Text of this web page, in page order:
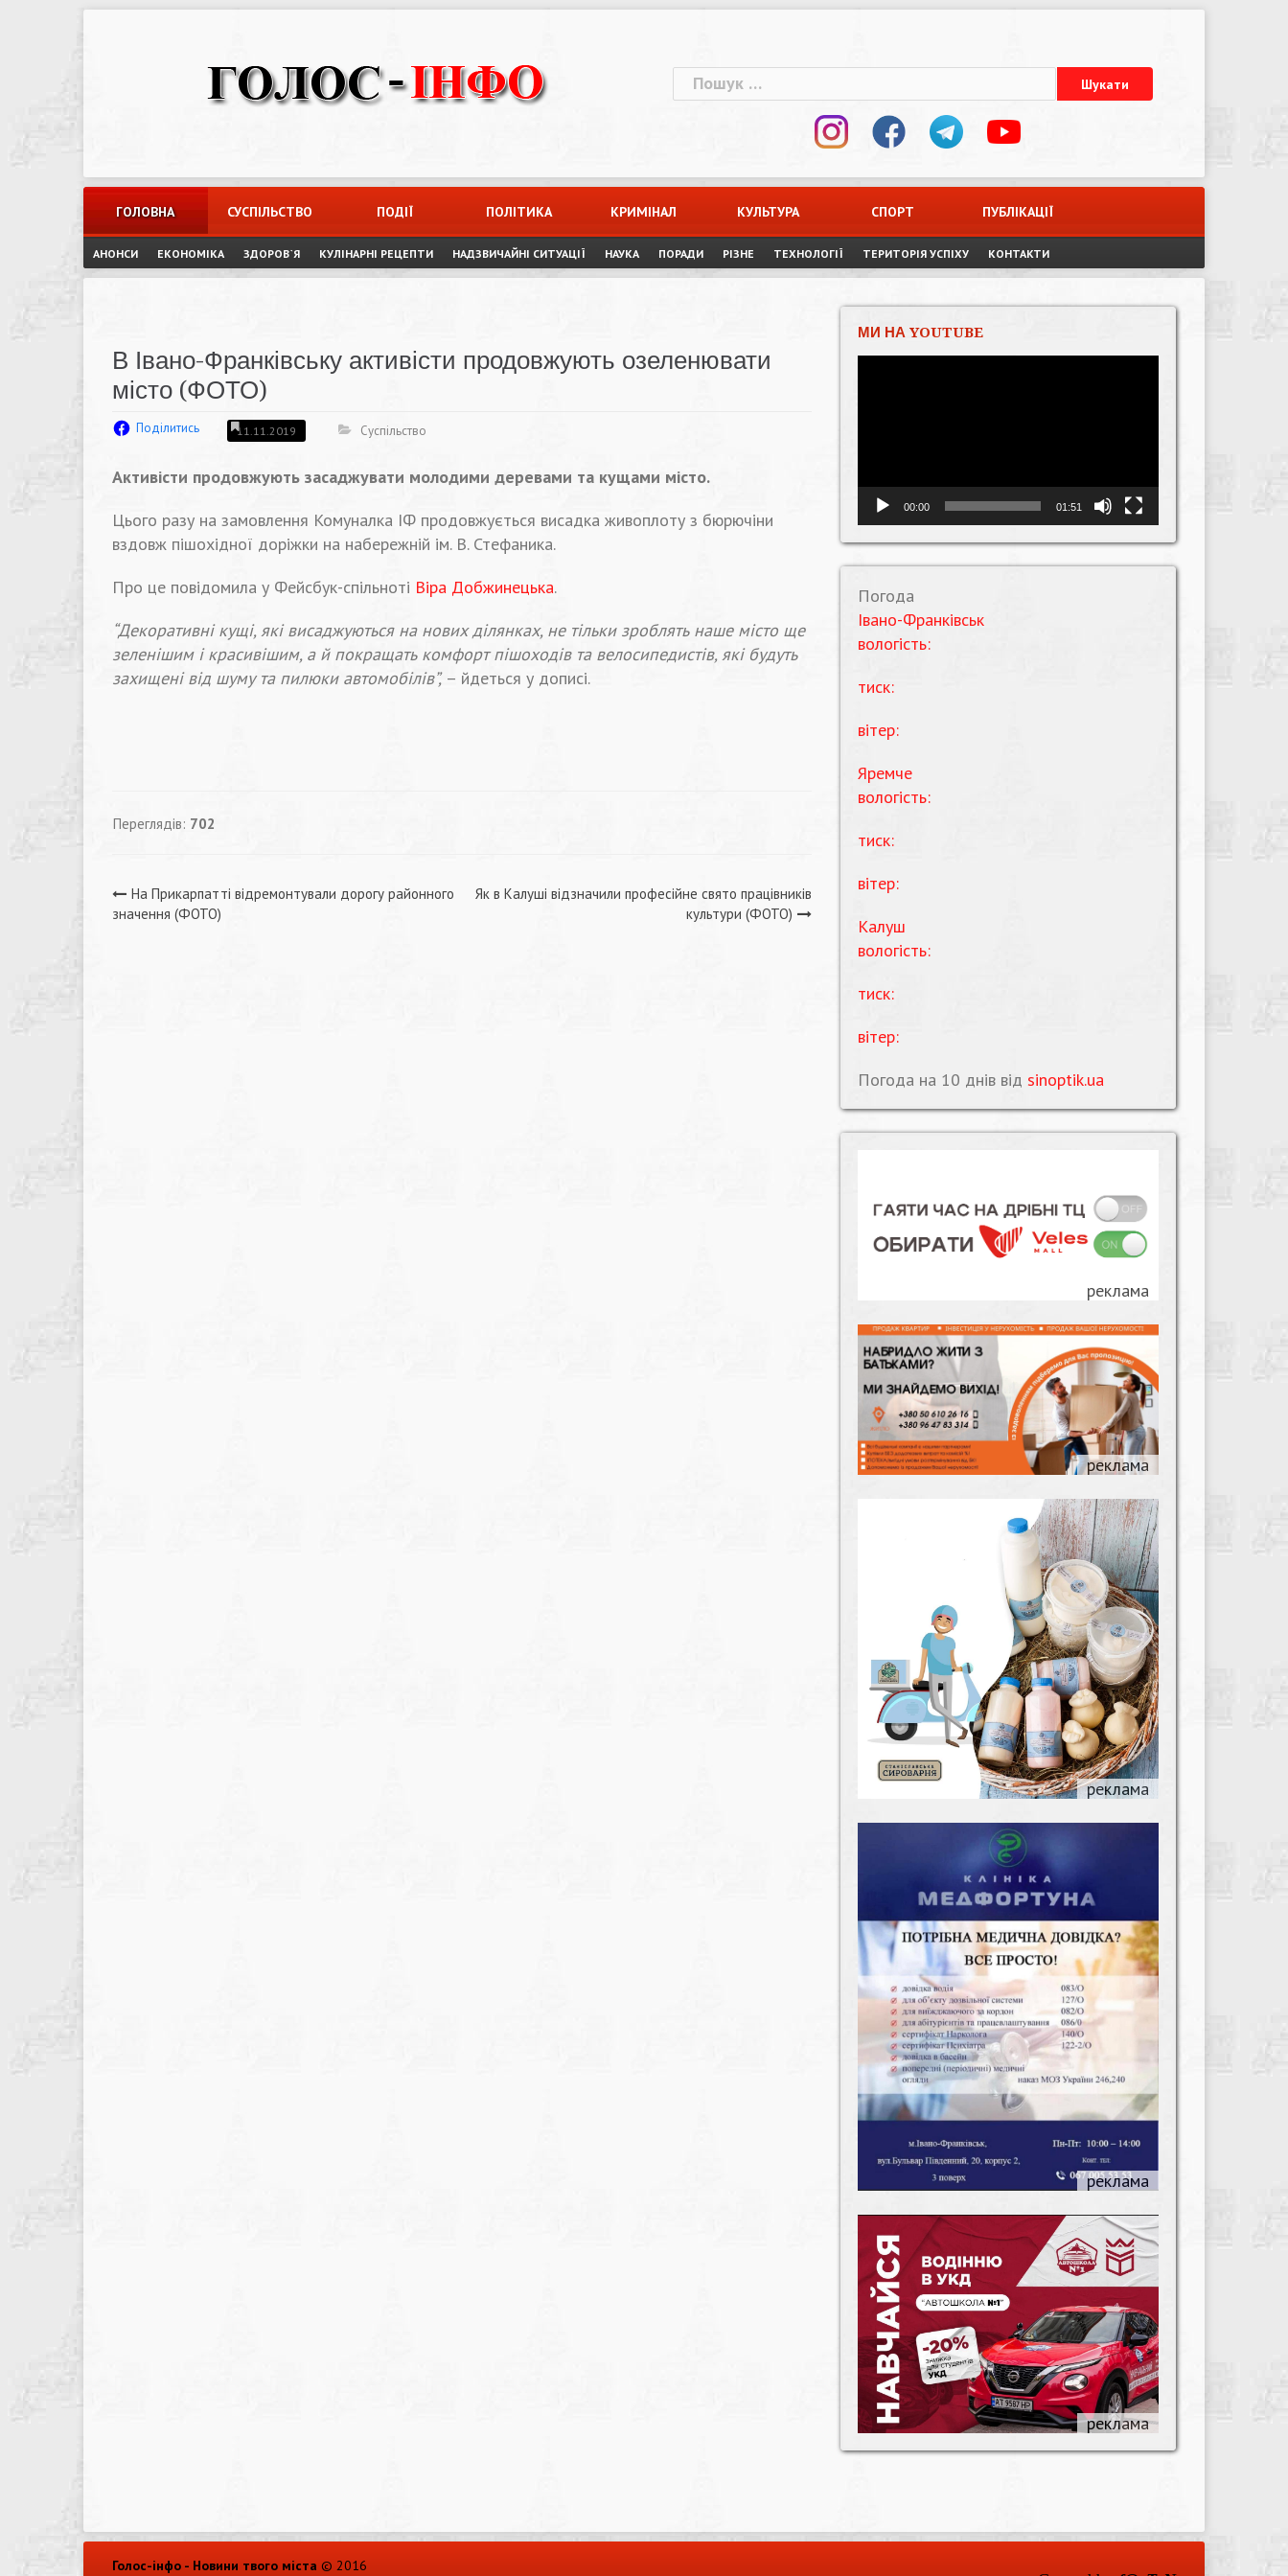
Пошук:
ГОЛОВНА СУСПІЛЬСТВО ПОДІЇ ПОЛІТИКА КРИМІНАЛ КУЛЬТУРА СПОРТ ПУБЛІКАЦІЇ
АНОНСИ ЕКОНОМІКА ЗДОРОВ`Я КУЛІНАРНІ РЕЦЕПТИ НАДЗВИЧАЙНІ СИТУАЦІЇ НАУКА ПОРАДИ РІЗНЕ ТЕХНОЛОГІЇ ТЕРИТОРІЯ УСПІХУ КОНТАКТИ
В Івано-Франківську активісти продовжують озеленювати
місто (ФОТО)
Поділитись 11.11.2019 Суспільство
Активісти продовжують засаджувати молодими деревами та кущами місто.
Цього разу на замовлення Комуналка ІФ продовжується висадка живоплоту з бюрючіни
вздовж пішохідної доріжки на набережній ім. В. Стефаника.
Про це повідомила у Фейсбук-спільноті Віра Добжинецька.
“Декоративні кущі, які висаджуються на нових ділянках, не тільки зроблять наше місто ще
зеленішим і красивішим, а й покращать комфорт пішоходів та велосипедистів, які будуть
захищені від шуму та пилюки автомобілів”,– йдеться у дописі.
Переглядів: 702
Навігація
На Прикарпатті відремонтували дорогу районного
значення (ФОТО)
Як в Калуші відзначили професійне свято працівників
культури (ФОТО)
МИ НА YOUTUBE
00:00 01:51
Погода
Івано-Франківськ
вологість:
тиск:
вітер:
Яремче
вологість:
тиск:
вітер:
Калуш
вологість:
тиск:
вітер:
Погода на 10 днів від sinoptik.ua
Голос-інфо - Новини твого міста © 2016